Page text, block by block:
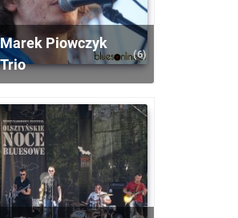
Marek Piowczyk
Trio
(6)